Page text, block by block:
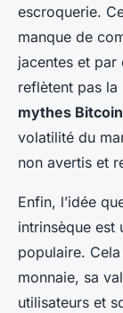
escroquerie.
manque de
jacentes et
reflètent pas
mythes Bitcoin
volatilité du
non avertis et
Enfin, l’idée
intrinsèque est
populaire.
monnaie, sa
utilisateurs et